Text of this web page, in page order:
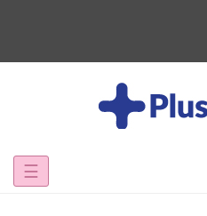
Toggle
☰